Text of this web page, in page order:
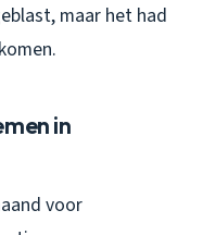
maar het had
in
voor